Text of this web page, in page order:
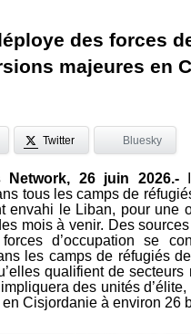
des forces
majeures en
Twitter Bluesky
Network, 26 juin 2026.-
tous les camps de
envahi le Liban, pour une
mois à venir. Des
d’occupation se
les camps de réfugiés
qualifient de
des unités
en Cisjordanie à environ 26